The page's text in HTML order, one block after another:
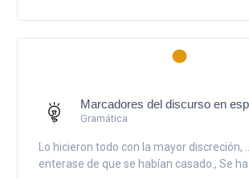
Marcadores del discurso en
Gramática
Lo hicieron todo con la mayor discreción,
enterase de que se habían casado., Se ha